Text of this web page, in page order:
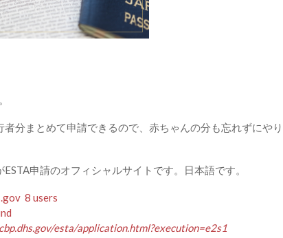
者分まとめて申請できるので、赤ちゃんの分も忘れずにや
申請のオフィシャルサイトです。日本語です。
8 users
esta/application.html?execution=e2s1